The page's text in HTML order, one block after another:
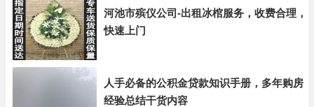
河池市殡仪公司-出租冰棺服务，收费合理，
快速上门
人手必备的公积金贷款知识手册，多年购房
经验总结干货内容